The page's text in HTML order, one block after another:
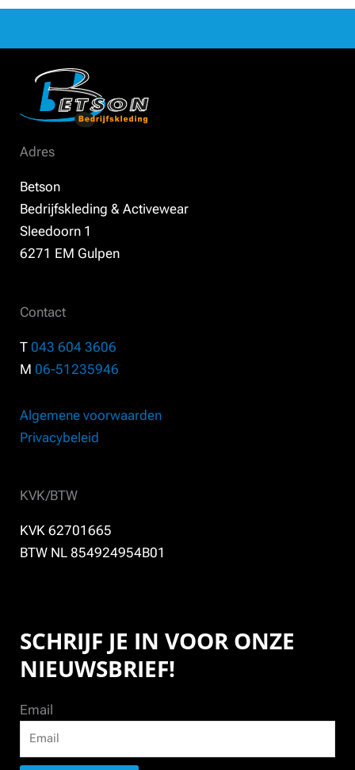
Adres
Betson
Bedrijfskleding & Activewear
Sleedoorn 1
6271 EM Gulpen
Contact
T 043 604 3606
M 06-51235946
Algemene voorwaarden
Privacybeleid
KVK/BTW
KVK 62701665
BTW NL 854924954B01
SCHRIJF JE IN VOOR ONZE
NIEUWSBRIEF!
Email